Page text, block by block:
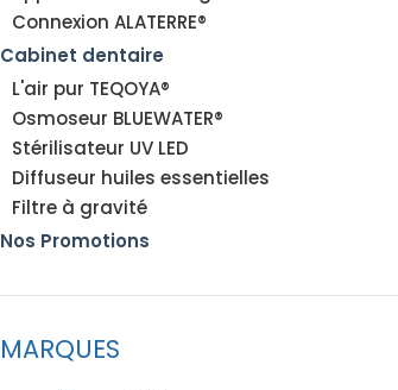
Connexion ALATERRE®
Cabinet dentaire
L'air pur TEQOYA®
Osmoseur BLUEWATER®
Stérilisateur UV LED
Diffuseur huiles essentielles
Filtre à gravité
Nos Promotions
MARQUES